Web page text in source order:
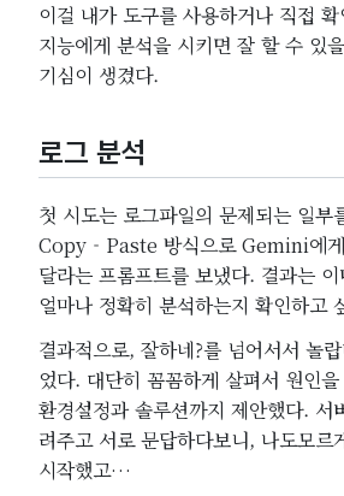
이걸 내가 도구를 사용하거나 직접
지능에게 분석을 시키면 잘 할 수 있
기심이 생겼다.
로그 분석
첫 시도는 로그파일의 문제되는 일부
Copy - Paste 방식으로 Gemini에
달라는 프롬프트를 보냈다. 결과는
얼마나 정확히 분석하는지 확인하고
결과적으로, 잘하네?를 넘어서서 놀
었다. 대단히 꼼꼼하게 살펴서 원인
환경설정과 솔루션까지 제안했다. 서
려주고 서로 문답하다보니, 나도모르
시작했고…